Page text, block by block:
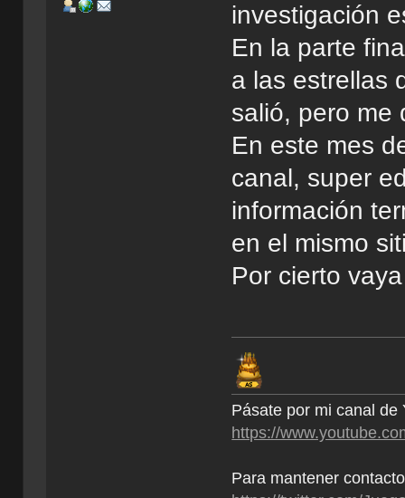
investigación
En la parte
a las estrellas
salió, pero me
En este mes
canal, super
información
en el mismo
Por cierto
Pásate por mi canal de
https://
Para mantener